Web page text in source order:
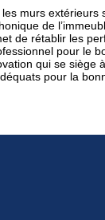
murs extérieurs
de
de rétablir les
pour le
qui se siège
pour la